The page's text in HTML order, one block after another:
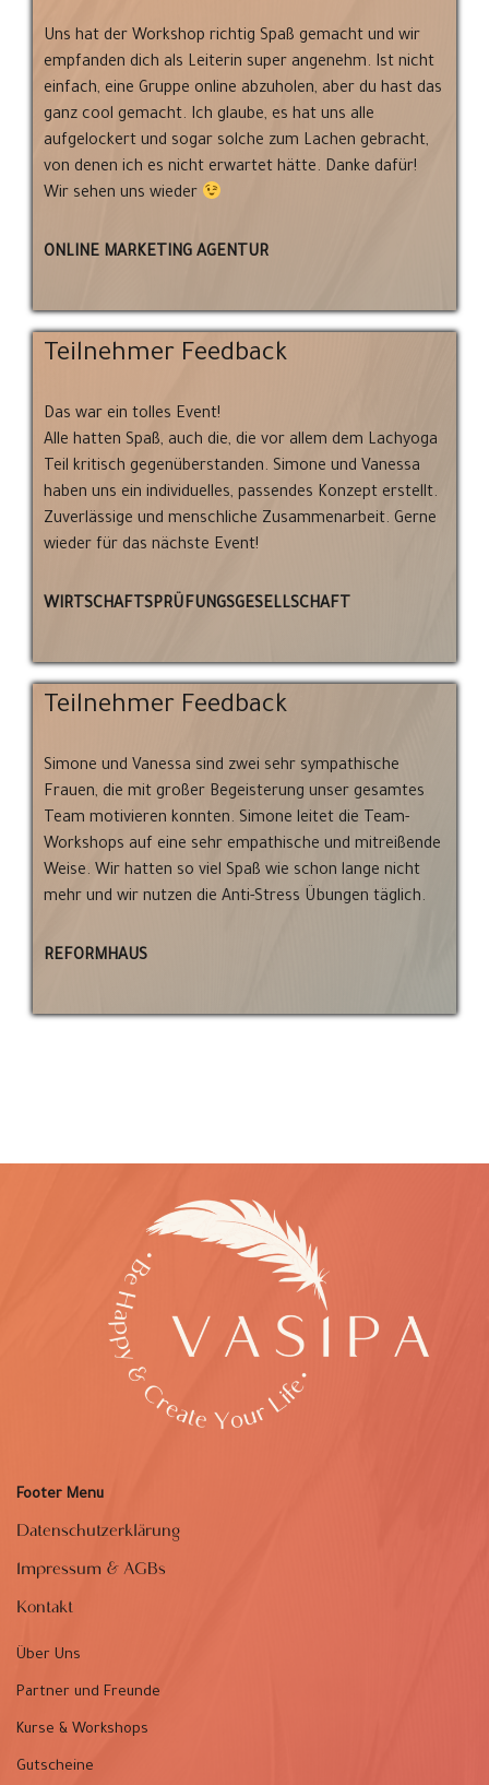
Uns hat der Workshop richtig Spaß gemacht und wir
empfanden dich als Leiterin super angenehm. Ist nicht
einfach, eine Gruppe online abzuholen, aber du hast das
ganz cool gemacht. Ich glaube, es hat uns alle
aufgelockert und sogar solche zum Lachen gebracht,
von denen ich es nicht erwartet hätte. Danke dafür!
Wir sehen uns wieder
ONLINE MARKETING AGENTUR
Teilnehmer Feedback
Das war ein tolles Event!
Alle hatten Spaß, auch die, die vor allem dem Lachyoga
Teil kritisch gegenüberstanden. Simone und Vanessa
haben uns ein individuelles, passendes Konzept erstellt.
Zuverlässige und menschliche Zusammenarbeit. Gerne
wieder für das nächste Event!
WIRTSCHAFTSPRÜFUNGSGESELLSCHAFT
Teilnehmer Feedback
Simone und Vanessa sind zwei sehr sympathische
Frauen, die mit großer Begeisterung unser gesamtes
Team motivieren konnten. Simone leitet die Team-
Workshops auf eine sehr empathische und mitreißende
Weise. Wir hatten so viel Spaß wie schon lange nicht
mehr und wir nutzen die Anti-Stress Übungen täglich.
REFORMHAUS
Footer Menu
Datenschutzerklärung
Impressum & AGBs
Kontakt
Über Uns
Partner und Freunde
Kurse & Workshops
Gutscheine